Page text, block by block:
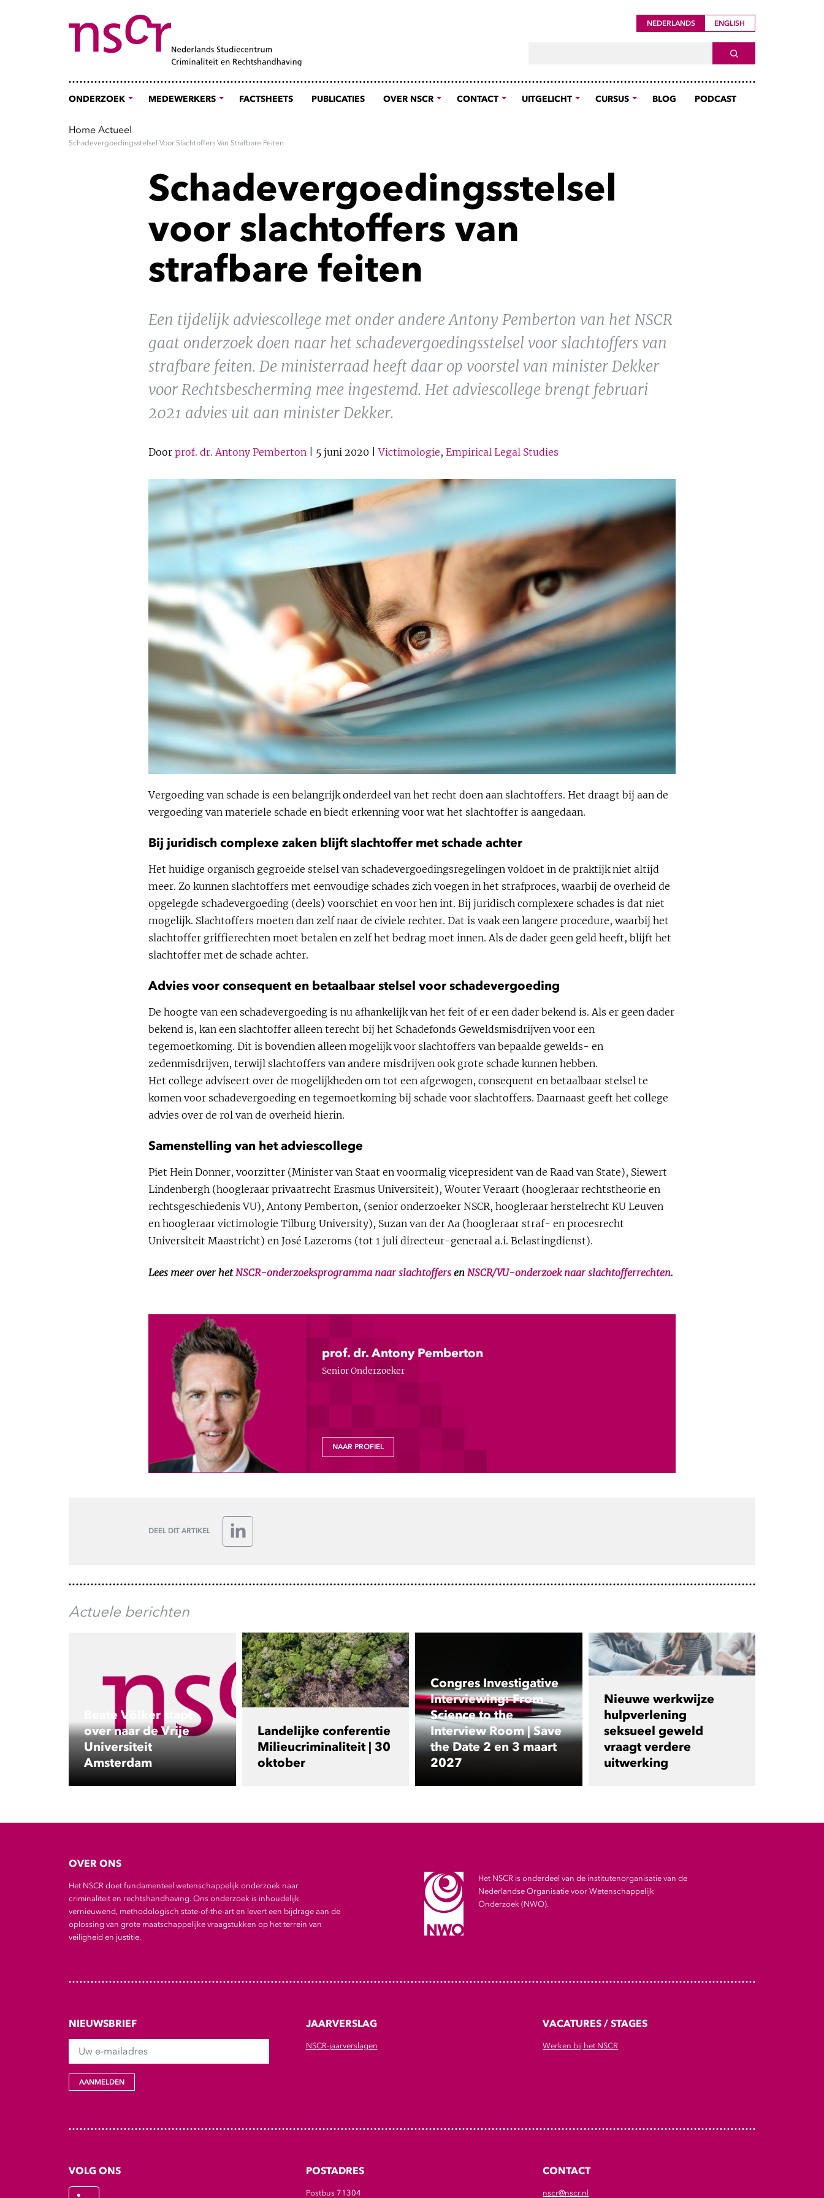
NEDERLANDS ENGLISH
SEARCH
ONDERZOEK MEDEWERKERS FACTSHEETS PUBLICATIES OVER NSCR CONTACT UITGELICHT CURSUS BLOG PODCAST
Home Actueel
Schadevergoedingsstelsel Voor Slachtoffers Van Strafbare Feiten
Schadevergoedingsstelsel
voor slachtoffers van
strafbare feiten
Een tijdelijk adviescollege met onder andere Antony Pemberton van het NSCR
gaat onderzoek doen naar het schadevergoedingsstelsel voor slachtoffers van
strafbare feiten. De ministerraad heeft daar op voorstel van minister Dekker
voor Rechtsbescherming mee ingestemd. Het adviescollege brengt februari
2021 advies uit aan minister Dekker.
Door prof. dr. Antony Pemberton | 5 juni 2020 |Victimologie, Empirical Legal Studies
Vergoeding van schade is een belangrijk onderdeel van het recht doen aan slachtoffers. Het draagt bij aan de
vergoeding van materiele schade en biedt erkenning voor wat het slachtoffer is aangedaan.
Bij juridisch complexe zaken blijft slachtoffer met schade achter
Het huidige organisch gegroeide stelsel van schadevergoedingsregelingen voldoet in de praktijk niet altijd
meer. Zo kunnen slachtoffers met eenvoudige schades zich voegen in het strafproces, waarbij de overheid de
opgelegde schadevergoeding (deels) voorschiet en voor hen int. Bij juridisch complexere schades is dat niet
mogelijk. Slachtoffers moeten dan zelf naar de civiele rechter. Dat is vaak een langere procedure, waarbij het
slachtoffer griffierechten moet betalen en zelf het bedrag moet innen. Als de dader geen geld heeft, blijft het
slachtoffer met de schade achter.
Advies voor consequent en betaalbaar stelsel voor schadevergoeding
De hoogte van een schadevergoeding is nu afhankelijk van het feit of er een dader bekend is. Als er geen dader
bekend is, kan een slachtoffer alleen terecht bij het Schadefonds Geweldsmisdrijven voor een
tegemoetkoming. Dit is bovendien alleen mogelijk voor slachtoffers van bepaalde gewelds- en
zedenmisdrijven, terwijl slachtoffers van andere misdrijven ook grote schade kunnen hebben.
Het college adviseert over de mogelijkheden om tot een afgewogen, consequent en betaalbaar stelsel te
komen voor schadevergoeding en tegemoetkoming bij schade voor slachtoffers. Daarnaast geeft het college
advies over de rol van de overheid hierin.
Samenstelling van het adviescollege
Piet Hein Donner, voorzitter (Minister van Staat en voormalig vicepresident van de Raad van State), Siewert
Lindenbergh (hoogleraar privaatrecht Erasmus Universiteit), Wouter Veraart (hoogleraar rechtstheorie en
rechtsgeschiedenis VU), Antony Pemberton, (senior onderzoeker NSCR, hoogleraar herstelrecht KU Leuven
en hoogleraar victimologie Tilburg University), Suzan van der Aa (hoogleraar straf- en procesrecht
Universiteit Maastricht) en José Lazeroms (tot 1 juli directeur-generaal a.i. Belastingdienst).
Lees meer over hetNSCR-onderzoeksprogramma naar slachtoffers en NSCR/VU-onderzoek naar slachtofferrechten.
prof. dr. Antony Pemberton
Senior Onderzoeker
NAAR PROFIEL
DEEL DIT ARTIKEL
LinkedIn
Actuele berichten
Beate Völker stapt
over naar de Vrije
Universiteit
Amsterdam
Landelijke conferentie
Milieucriminaliteit | 30
oktober
Congres Investigative
Interviewing: From
Science to the
Interview Room | Save
the Date 2 en 3 maart
2027
Nieuwe werkwijze
hulpverlening
seksueel geweld
vraagt verdere
uitwerking
OVER ONS
Het NSCR doet fundamenteel wetenschappelijk onderzoek naar
criminaliteit en rechtshandhaving. Ons onderzoek is inhoudelijk
vernieuwend, methodologisch state-of-the-art en levert een bijdrage aan de
oplossing van grote maatschappelijke vraagstukken op het terrein van
veiligheid en justitie.
Het NSCR is onderdeel van de institutenorganisatie van de
Nederlandse Organisatie voor Wetenschappelijk
Onderzoek (NWO).
NIEUWSBRIEF
AANMELDEN
JAARVERSLAG
NSCR-jaarverslagen
VACATURES / STAGES
Werken bij het NSCR
VOLG ONS POSTADRES
Postbus 71304
CONTACT
nscr@nscr.nl